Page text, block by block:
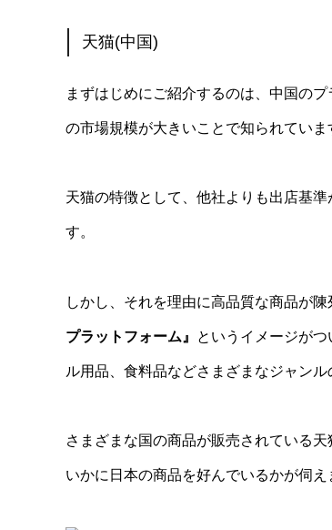
天猫(中国)
まずはじめにご紹介するのは、中国の
の市場規模が大きいことで知られてい
天猫の特徴として、他社よりも出店基
す。
しかし、それを理由に高品質な商品が
プラットフォーム』 というイメージが
ル用品、食料品などさまざまなジャンル
さまざまな国の商品が販売されている
いかに日本の商品を好んでいるかが伺え